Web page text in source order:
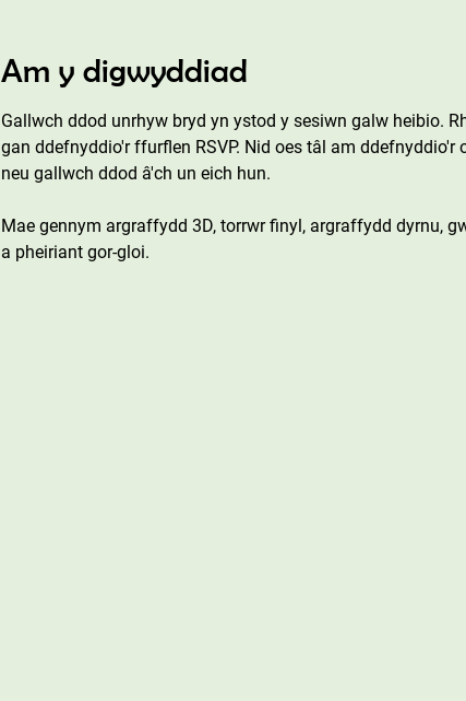
Am y digwyddiad
Gallwch ddod unrhyw bryd yn ystod y sesiwn galw heibio.
gan ddefnyddio'r ffurflen RSVP. Nid oes tâl am
neu gallwch ddod â'ch un eich hun.
Mae gennym argraffydd 3D, torrwr finyl, argraffydd dyrnu,
a pheiriant gor-gloi.